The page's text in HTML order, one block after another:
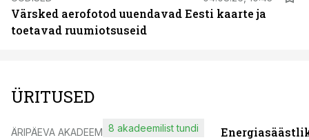
Värsked aerofotod uuendavad Eesti kaarte ja
toetavad ruumiotsuseid
ÜRITUSED
ÄRIPÄEVA AKADEEMIA8 akadeemilist tundi